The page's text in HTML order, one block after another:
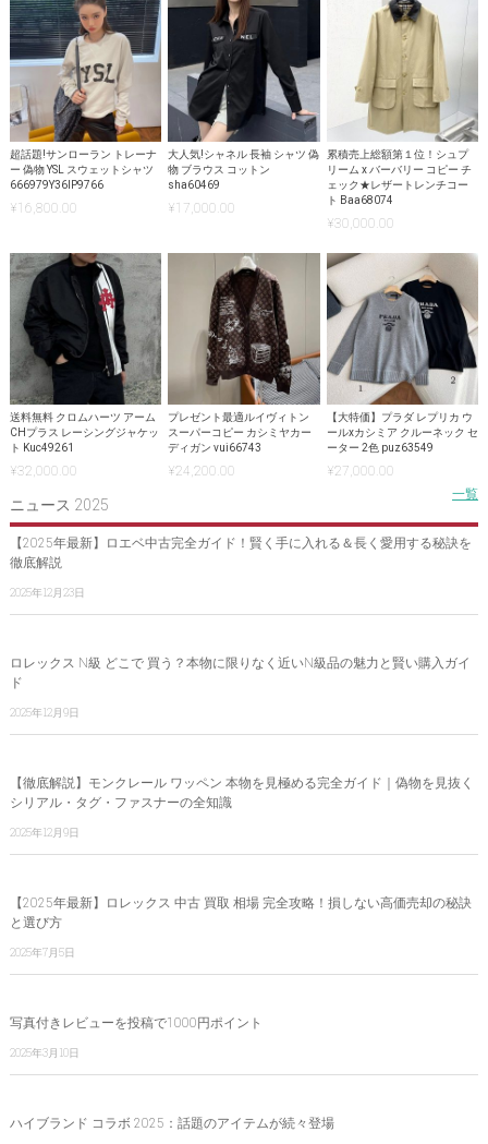
超話題!サンローラン トレーナ
ー 偽物 YSL スウェットシャツ
666979Y36IP9766
¥16,800.00
大人気!シャネル 長袖 シャツ 偽
物 ブラウス コットン
sha60469
¥17,000.00
累積売上総額第１位！シュプ
リーム x バーバリー コピー チ
ェック★レザートレンチコー
ト Baa68074
¥30,000.00
送料無料 クロムハーツ アーム
CHプラス レーシングジャケッ
ト Kuc49261
¥32,000.00
プレゼント最適ルイヴィトン
スーパーコピー カシミヤカー
ディガン vui66743
¥24,200.00
【大特価】プラダ レプリカ ウ
ールxカシミア クルーネック セ
ーター 2色 puz63549
¥27,000.00
ニュース 2025
一覧
【2025年最新】ロエベ中古完全ガイド！賢く手に入れる＆長く愛用する秘訣を
徹底解説
2025年12月23日
ロレックス N級 どこで 買う？本物に限りなく近いN級品の魅力と賢い購入ガイ
ド
2025年12月9日
【徹底解説】モンクレール ワッペン 本物を見極める完全ガイド｜偽物を見抜く
シリアル・タグ・ファスナーの全知識
2025年12月9日
【2025年最新】ロレックス 中古 買取 相場 完全攻略！損しない高価売却の秘訣
と選び方
2025年7月5日
写真付きレビューを投稿で1000円ポイント
2025年3月10日
ハイブランド コラボ 2025：話題のアイテムが続々登場